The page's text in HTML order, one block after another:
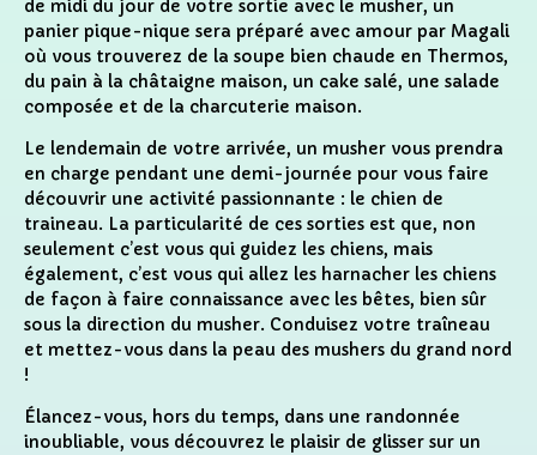
de midi du jour de votre sortie avec le musher, un
panier pique-nique sera préparé avec amour par Magali
où vous trouverez de la soupe bien chaude en Thermos,
du pain à la châtaigne maison, un cake salé, une salade
composée et de la charcuterie maison.
Le lendemain de votre arrivée, un musher vous prendra
en charge pendant une demi-journée pour vous faire
découvrir une activité passionnante : le chien de
traineau. La particularité de ces sorties est que, non
seulement c’est vous qui guidez les chiens, mais
également, c’est vous qui allez les harnacher les chiens
de façon à faire connaissance avec les bêtes, bien sûr
sous la direction du musher. Conduisez votre traîneau
et mettez-vous dans la peau des mushers du grand nord
!
Élancez-vous, hors du temps, dans une randonnée
inoubliable, vous découvrez le plaisir de glisser sur un